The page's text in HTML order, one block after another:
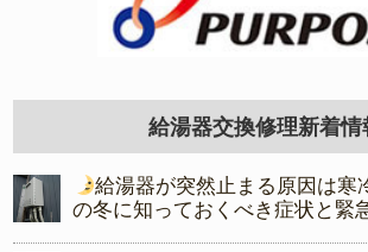
給湯器交換修理新着情
給湯器が突然止まる原因は寒
の冬に知っておくべき症状と緊